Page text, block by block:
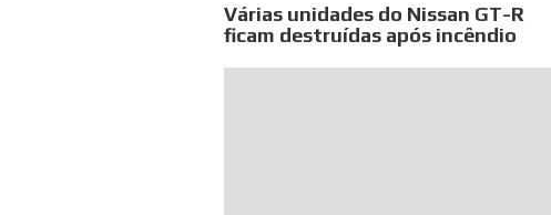
Várias unidades do Nissan GT-R
ficam destruídas após incêndio